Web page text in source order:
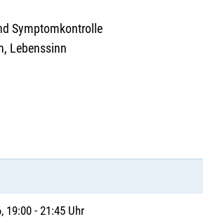
Symptomkontrolle
Lebenssinn
19:00 - 21:45 Uhr